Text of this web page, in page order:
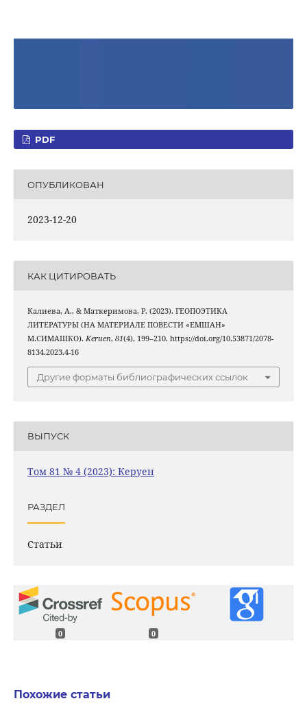
PDF
ОПУБЛИКОВАН
2023-12-20
КАК ЦИТИРОВАТЬ
Калиева, А., & Маткеримова, Р. (2023). ГЕОПОЭТИКА
ЛИТЕРАТУРЫ (НА МАТЕРИАЛЕ ПОВЕСТИ «ЕМШАН»
М.СИМАШКО). Keruen, 81(4), 199–210. https://doi.org/10.53871/2078-
8134.2023.4-16
Другие форматы библиографических ссылок
ВЫПУСК
Том 81 № 4 (2023): Керуен
РАЗДЕЛ
Статьи
0 0
Похожие статьи